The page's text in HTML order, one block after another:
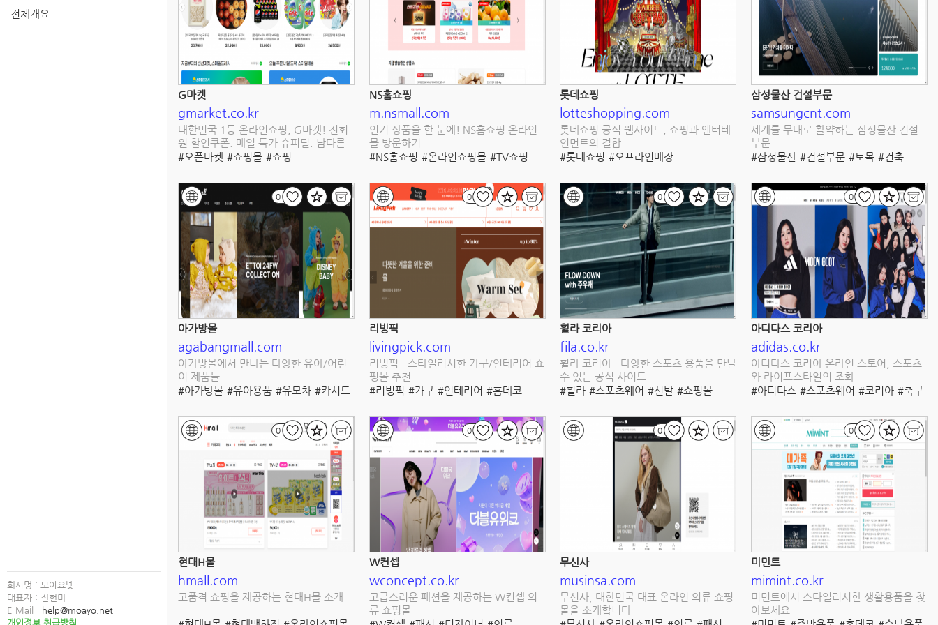
전체개요
회사명 : 모아요넷
대표자 : 전현미
E-Mail : help@moayo.net
개인정보 취급방침
G마켓
gmarket.co.kr
대한민국 1등 온라인쇼핑, G마켓! 전회
원 할인쿠폰. 매일 특가 슈퍼딜. 남다른
#오픈마켓 #쇼핑몰 #쇼핑
NS홈쇼핑
m.nsmall.com
인기 상품을 한 눈에! NS홈쇼핑 온라인
몰 방문하기
#NS홈쇼핑 #온라인쇼핑몰 #TV쇼핑
#편리한쇼핑 #할인혜택 #안전배송
#고객만족
롯데쇼핑
lotteshopping.com
롯데쇼핑 공식 웹사이트, 쇼핑과 엔터테
인먼트의 결합
#롯데쇼핑 #오프라인매장
#이벤트 #할인 #적립 #고객서비스
#품질향상
삼성물산 건설부문
samsungcnt.com
세계를 무대로 활약하는 삼성물산 건설
부문
#삼성물산 #건설부문 #토목 #건축
#CSR #기업사회책임
아가방몰
agabangmall.com
아가방몰에서 만나는 다양한 유아/어린
이 제품들
#아가방몰 #유아용품 #유모차 #카시트
#온라인쇼핑 #할인정보
0
리빙픽
livingpick.com
리빙픽 - 스타일리시한 가구/인테리어 쇼
핑몰 추천
#리빙픽 #가구 #인테리어 #홈데코
#식당가구 #사무용가구 #온라인쇼핑몰
0
휠라 코리아
fila.co.kr
휠라 코리아 - 다양한 스포츠 용품을 만날
수 있는 공식 사이트
#휠라 #스포츠웨어 #신발 #쇼핑몰
#러닝 #테니스 #골프
0
아디다스 코리아
adidas.co.kr
아디다스 코리아 온라인 스토어, 스포츠
와 라이프스타일의 조화
#아디다스 #스포츠웨어 #코리아 #축구
#온라인쇼핑
0
현대H몰
hmall.com
고품격 쇼핑을 제공하는 현대H몰 소개
0
W컨셉
wconcept.co.kr
고급스러운 패션을 제공하는 W컨셉 의
류 쇼핑몰
0
무신사
musinsa.com
무신사, 대한민국 대표 온라인 의류 쇼핑
몰을 소개합니다
0
미민트
mimint.co.kr
미민트에서 스타일리시한 생활용품을 찾
아보세요
0